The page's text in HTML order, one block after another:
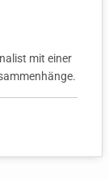
mit einer